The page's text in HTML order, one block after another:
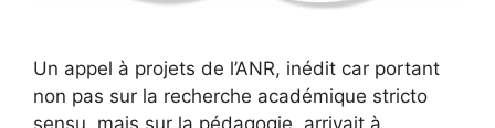
Un appel à projets de l’ANR, inédit car portant
non pas sur la recherche académique stricto